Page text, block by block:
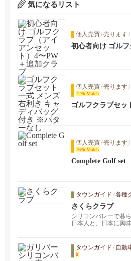
気になるリスト
個人売買 /売ります/
初心者向け ゴル
個人売買 /売ります/
72% Match
ゴルフクラブセッ
個人売買 /売ります/
76% Match
Complete Golf set
タウンガイド /各種
さくらクラブ
シリコンバレーで暮
日本人と、日本に興
タウンガイド / 自動
h